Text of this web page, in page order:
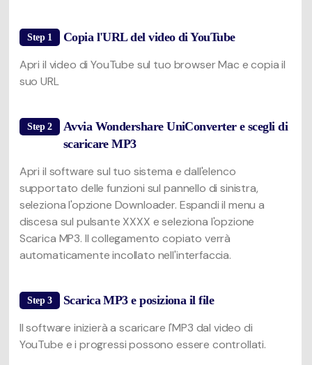
Step 1 Copia l'URL del video di YouTube
Apri il video di YouTube sul tuo browser Mac e copia il
suo URL
Step 2
Avvia Wondershare UniConverter e scegli di
scaricare MP3
Apri il software sul tuo sistema e dall'elenco
supportato delle funzioni sul pannello di sinistra,
seleziona l'opzione Downloader. Espandi il menu a
discesa sul pulsante XXXX e seleziona l'opzione
Scarica MP3. Il collegamento copiato verrà
automaticamente incollato nell'interfaccia.
Step 3 Scarica MP3 e posiziona il file
Il software inizierà a scaricare l'MP3 dal video di
YouTube e i progressi possono essere controllati.